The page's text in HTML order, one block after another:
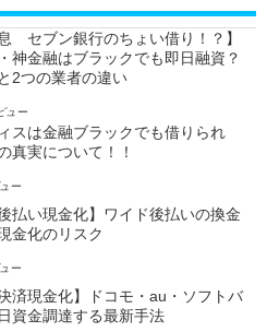
セブン銀行のちょい借り！？】
神金融はブラックでも即日融資？
2つの業者の違い
ュー
スは金融ブラックでも借りられ
真実について！！
ー
払い現金化】ワイド後払いの換金
金化のリスク
ー
済現金化】ドコモ・au・ソフトバ
資金調達する最新手法